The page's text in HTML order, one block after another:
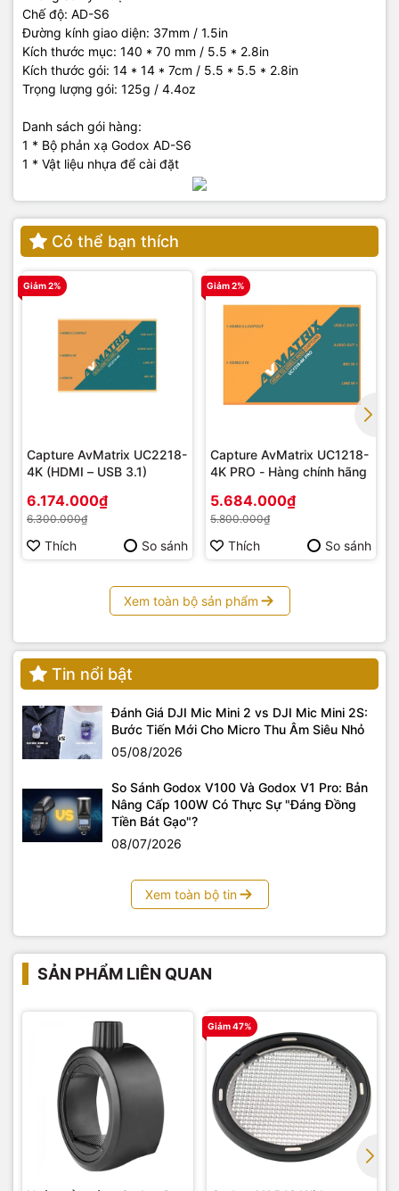
Chế độ: AD-S6
Đường kính giao diện: 37mm / 1.5in
Kích thước mục: 140 * 70 mm / 5.5 * 2.8in
Kích thước gói: 14 * 14 * 7cm / 5.5 * 5.5 * 2.8in
Trọng lượng gói: 125g / 4.4oz
Danh sách gói hàng:
1 * Bộ phản xạ Godox AD-S6
1 * Vật liệu nhựa để cài đặt
Có thể bạn thích
Giảm 2%
Capture AvMatrix UC2218-
4K (HDMI – USB 3.1)
6.174.000₫
6.300.000₫
Thích So sánh
Giảm 2%
Capture AvMatrix UC1218-
4K PRO - Hàng chính hãng
5.684.000₫
5.800.000₫
Thích So sánh
Xem toàn bộ sản phẩm
Tin nổi bật
Đánh Giá DJI Mic Mini 2 vs DJI Mic Mini 2S:
Bước Tiến Mới Cho Micro Thu Âm Siêu Nhỏ
05/08/2026
So Sánh Godox V100 Và Godox V1 Pro: Bản
Nâng Cấp 100W Có Thực Sự "Đáng Đồng
Tiền Bát Gạo"?
08/07/2026
Xem toàn bộ tin
SẢN PHẨM LIÊN QUAN
Giảm 47%